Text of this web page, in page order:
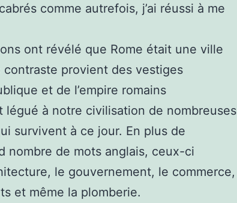
comme autrefois, j’ai réussi à me
ont révélé que Rome était une ville
contraste provient des vestiges
et de l’empire romains
légué à notre civilisation de nombreuses
survivent à ce jour. En plus de
nombre de mots anglais, ceux-ci
le gouvernement, le commerce,
et même la plomberie.